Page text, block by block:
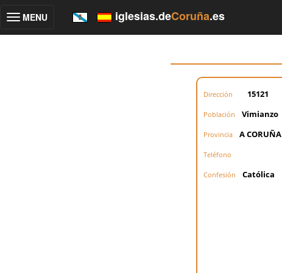
Toggle
MENU iglesias.deCoruña.es
Dirección 15121
Población Vimianzo
Provincia A CORUÑA
Teléfono
Confesión Católica